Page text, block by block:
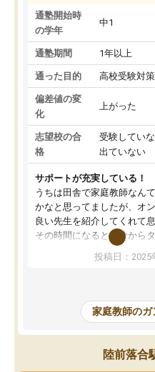
通塾開始時
の学年
中1
通塾期間 1年以上
通った目的 高校受験対策
偏差値の変
化
上がった
志望校の合
格
受験してい
出ていない
サポートが充実している！
うちは田舎で家庭教師なん
かなと思ってましたが、オ
良い先生を紹介してくれて
その時間になると自分から
を開いてzoomを繋げるよう
た！5科目なんでもOKなの
めて1年ほどだった今では
科目が増えてきました！あ
であるので無料の週末教室
がら頑張って欲しいと思い
投稿日：2025
家庭教師のガ
陸前落合